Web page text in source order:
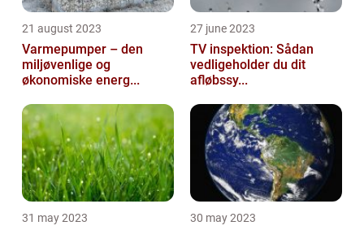
21 august 2023
Varmepumper – den
miljøvenlige og
økonomiske energ...
27 june 2023
TV inspektion: Sådan
vedligeholder du dit
afløbssy...
31 may 2023 30 may 2023